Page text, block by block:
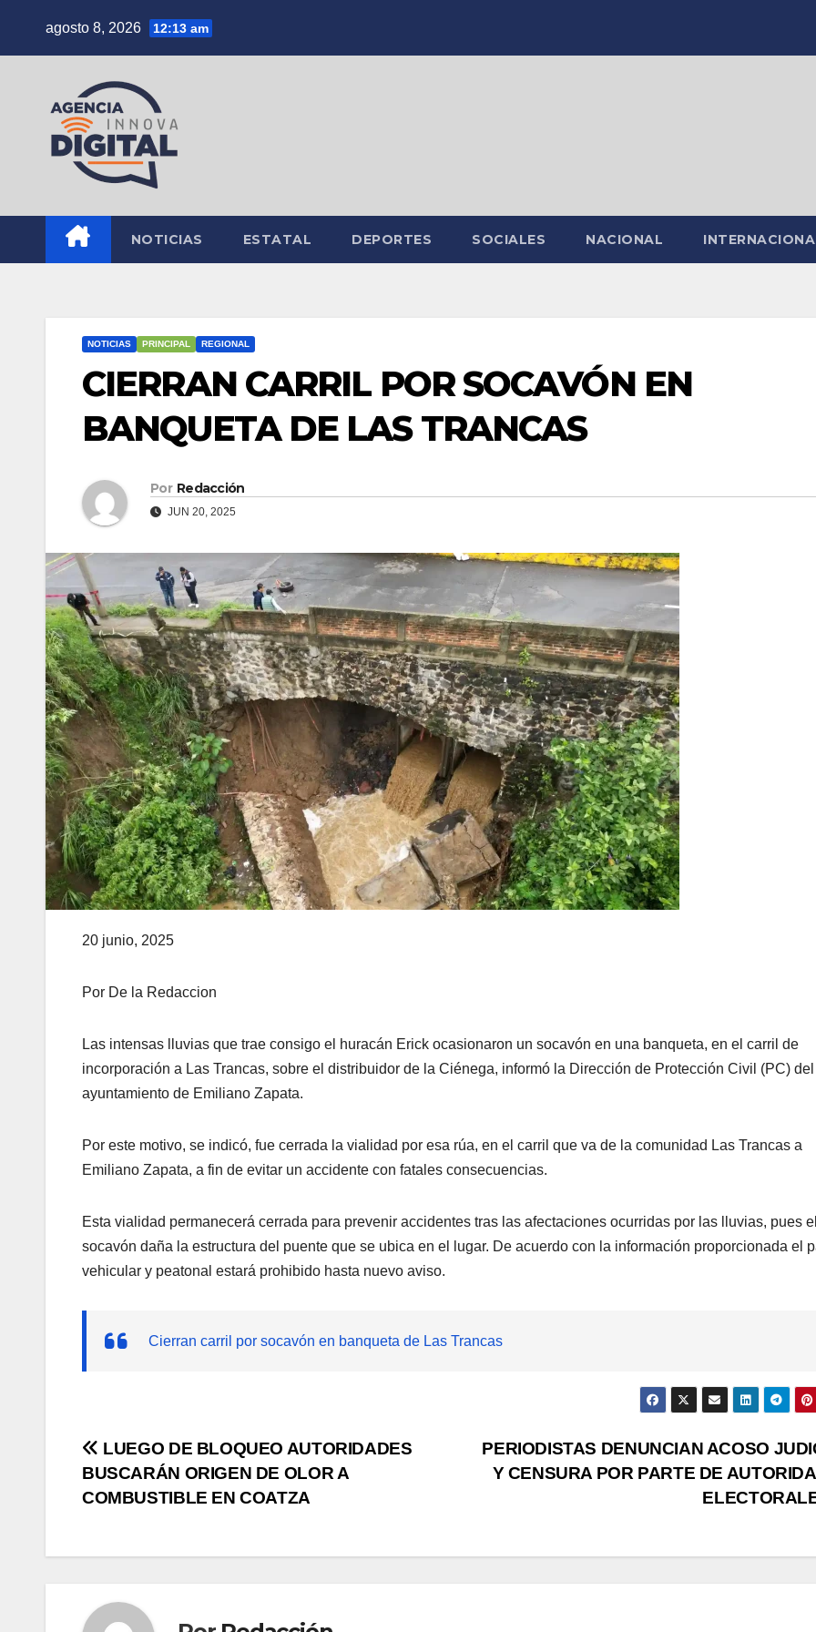
agosto 8, 2026 12:13 am
NOTICIAS ESTATAL DEPORTES SOCIALES NACIONAL
NOTICIAS PRINCIPAL REGIONAL
CIERRAN CARRIL POR SOCAVÓN EN
BANQUETA DE LAS TRANCAS
Por Redacción
JUN 20, 2025
20 junio, 2025
Por De la Redaccion
Las intensas lluvias que trae consigo el huracán Erick ocasionaron un socavón en una banqueta, en el carril de
incorporación a Las Trancas, sobre el distribuidor de la Ciénega, informó la Dirección de Protección Civil (PC) del
ayuntamiento de Emiliano Zapata.
Por este motivo, se indicó, fue cerrada la vialidad por esa rúa, en el carril que va de la comunidad Las Trancas a
Emiliano Zapata, a fin de evitar un accidente con fatales consecuencias.
Esta vialidad permanecerá cerrada para prevenir accidentes tras las afectaciones ocurridas por las lluvias, pues el
socavón daña la estructura del puente que se ubica en el lugar. De acuerdo con la información proporcionada el
vehicular y peatonal estará prohibido hasta nuevo aviso.
Cierran carril por socavón en banqueta de Las Trancas
Navegación
de
PERIODISTAS DENUNCIAN ACOSO
Y CENSURA POR PARTE DE
LUEGO DE BLOQUEO AUTORIDADES
BUSCARÁN ORIGEN DE OLOR A
COMBUSTIBLE EN COATZA